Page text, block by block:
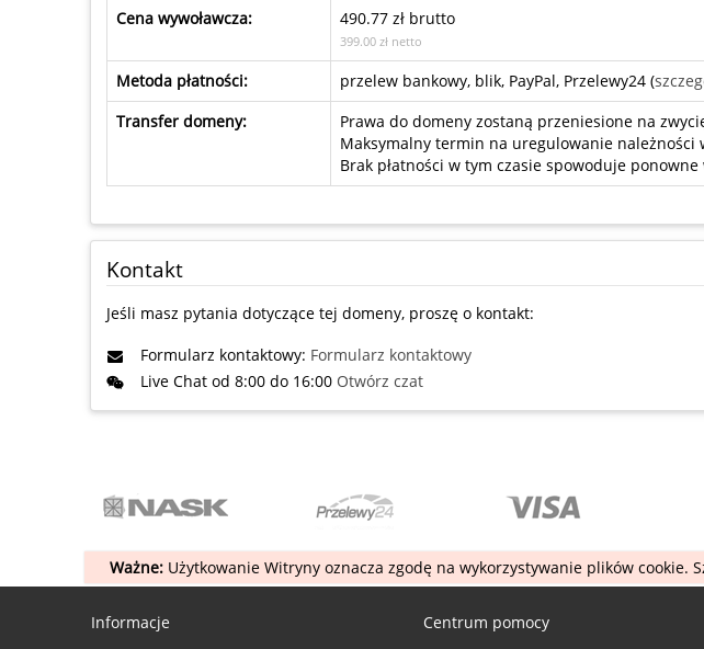
Cena wywoławcza: 490.77 zł brutto
399.00 zł netto
Metoda płatności: przelew bankowy, blik, PayPal, Przelewy24 (
Transfer domeny:
Prawa do domeny zostaną przeniesione na
Maksymalny termin na uregulowanie
Brak płatności w tym czasie spowoduje
Kontakt
Jeśli masz pytania dotyczące tej domeny, proszę o kontakt:
Formularz kontaktowy: Formularz kontaktowy
Live Chat od 8:00 do 16:00 Otwórz czat
Ważne:Użytkowanie Witryny oznacza zgodę na wykorzystywanie plików cookie.
Informacje Centrum pomocy